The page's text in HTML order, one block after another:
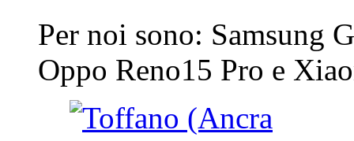
Per noi sono: Samsung
Oppo Reno15 Pro e